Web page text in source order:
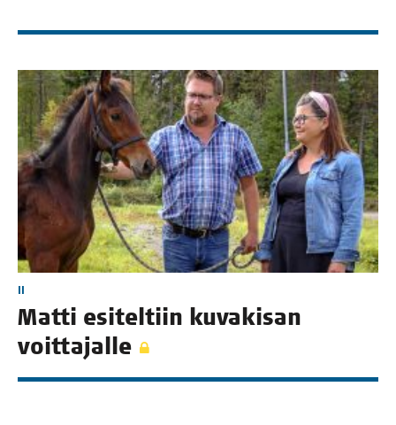
II
Mat­ti esi­tel­tiin kuva­ki­san
voittajalle